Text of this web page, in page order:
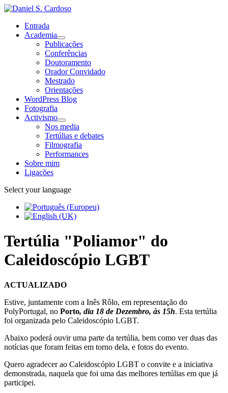
Entrada
Academia
Publicações
Conferências
Doutoramento
Orador Convidado
Mestrado
Orientações
WordPress Blog
Fotografia
Activismo
Nos media
Tertúlias e debates
Filmografia
Performances
Sobre mim
Ligações
Select your language
Tertúlia "Poliamor" do
Caleidoscópio LGBT
ACTUALIZADO
Estive, juntamente com a Inês Rôlo, em representação do
PolyPortugal, no Porto, dia 18 de Dezembro, às 15h. Esta tertúlia
foi organizada pelo Caleidoscópio LGBT.
Abaixo poderá ouvir uma parte da tertúlia, bem como ver duas das
notícias que foram feitas em torno dela, e fotos do evento.
Quero agradecer ao Caleidoscópio LGBT o convite e a iniciativa
demonstrada, naquela que foi uma das melhores tertúlias em que já
participei.